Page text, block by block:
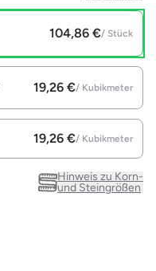
104,86 €/ Stück
19,26 €/ Kubikmeter
19,26 €/ Kubikmeter
Hinweis zu Korn-
und Steingrößen